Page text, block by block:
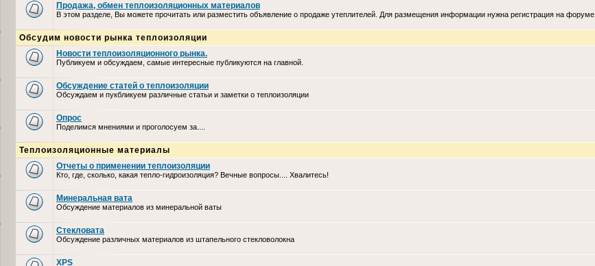
Продажа, обмен теплоизоляционных материалов
В этом разделе, Вы можете прочитать или разместить объявление о продаже утеплителей. Для размещения информации нужна регистрация на форуме
Обсудим новости рынка теплоизоляции
Новости теплоизоляционного рынка.
Публикуем и обсуждаем, самые интересные публикуются на главной.
Обсуждение статей о теплоизоляции
Обсуждаем и пукбликуем различные статьи и заметки о теплоизоляции
Опрос
Поделимся мнениями и проголосуем за....
Теплоизоляционные материалы
Отчеты о применении теплоизоляции
Кто, где, сколько, какая тепло-гидроизоляция? Вечные вопросы.... Хвалитесь!
Минеральная вата
Обсуждение материалов из минеральной ваты
Стекловата
Обсуждение различных материалов из штапельного стекловолокна
XPS